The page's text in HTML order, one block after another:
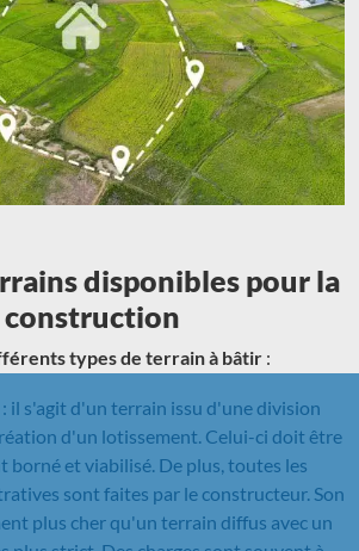
disponibles pour la
construction
types de terrain à bâtir :
: il s'agit d'un terrain issu d'une division
d'un lotissement. Celui-ci doit être
borné et viabilisé. De plus, toutes les
sont faites par le constructeur. Son
plus cher qu'un terrain diffus avec un